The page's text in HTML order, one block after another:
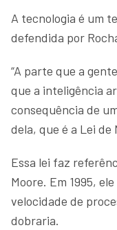
A tecnologia é um
defendida por
“A parte que a
que a inteligência
consequência de
dela, que é a Lei de
Essa lei faz
Moore. Em 1995,
velocidade de
dobraria.